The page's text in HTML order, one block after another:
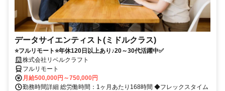
データサイエンティスト(ミドルクラス)
⭐フルリモート⭐年休120日以上あり♪20～30代活躍中✅
株式会社リベルクラフト
フルリモート
月給500,000円～750,000円
勤務時間詳細 総労働時間：1ヶ月あたり168時間 ◆フレックスタイム